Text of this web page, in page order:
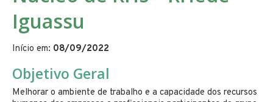
Iguassu
Início em: 08/09/2022
Objetivo Geral
Melhorar o ambiente de trabalho e a capacidade dos recursos